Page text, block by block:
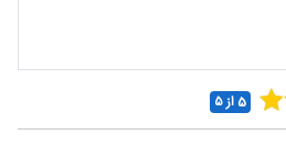
5 از ۵